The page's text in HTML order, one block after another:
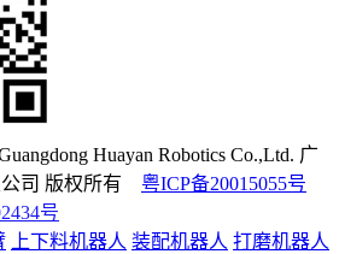
Huayan Robotics Co.,Ltd. 广
公司 版权所有 粤ICP备20015055号
号
上下料机器人 装配机器人 打磨机器人